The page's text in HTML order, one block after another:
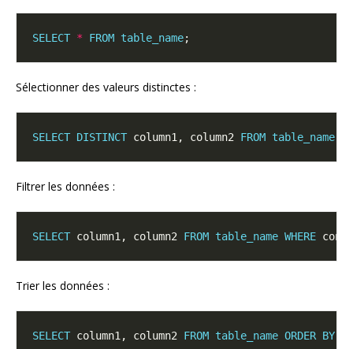
SELECT * FROM table_name
Sélectionner des valeurs distinctes :
SELECT DISTINCT column1, column2 FROM table_name
Filtrer les données :
SELECT column1, column2 FROM table_name WHERE
Trier les données :
SELECT column1, column2 FROM table_name ORDER BY